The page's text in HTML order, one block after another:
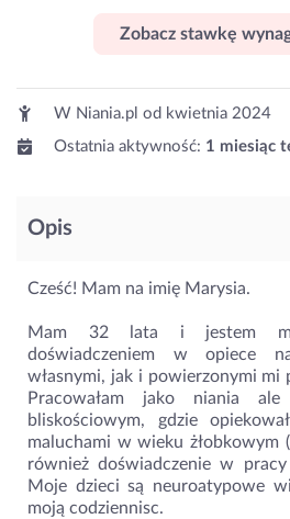
Zobacz stawkę
W Niania.pl od kwietnia 2024
Ostatnia aktywność: 1 miesiąc
Opis
Cześć! Mam na imię Marysia.
Mam 32 lata i jestem
doświadczeniem w opiece
własnymi, jak i powierzonymi mi
Pracowałam jako niania
bliskościowym, gdzie
maluchami w wieku żłobkowym
również doświadczenie w
Moje dzieci są neuroatypowe
moją codziennisc.